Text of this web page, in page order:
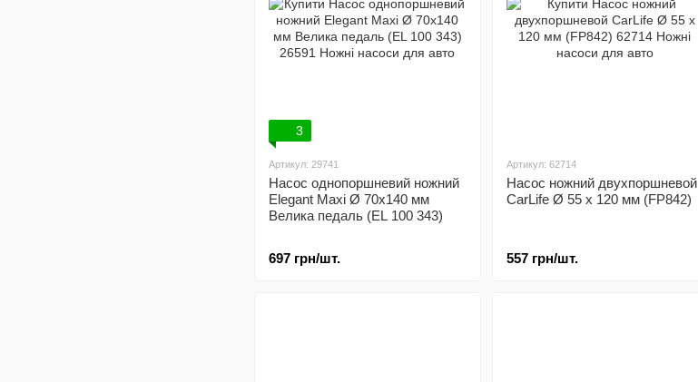
3
Артикул: 29741
Насос однопоршневий ножний
Elegant Maxi Ø 70x140 мм
Велика педаль (EL 100 343)
697 грн/шт.
Артикул: 62714
Насос ножний двухпоршневой
CarLife Ø 55 x 120 мм (FP842)
557 грн/шт.